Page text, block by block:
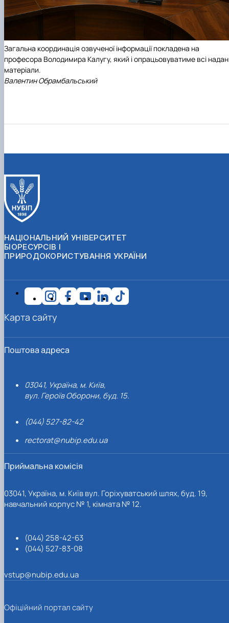
Загальна координація озвученої інформації покладена на
професора Володимира Калугу, який і опрацьовуватиме всі
матеріали.
Валентин Обрамбальський
НАЦІОНАЛЬНИЙ УНІВЕРСИТЕТ
БІОРЕСУРСІВ І
ПРИРОДОКОРИСТУВАННЯ УКРАЇНИ
Поштова адреса
03041, Україна, м. Київ,
вул. Героїв Оборони, буд. 15.
(044) 527-82-42
rectorat@nubip.edu.ua
Приймальна комісія
03041, Україна, м. Київ вул. Горіхуватський шлях, буд. 19,
навчальний корпус № 1, кімната № 12.
(044) 258-42-63
(044) 527-83-08
vstup@nubip.edu.ua
Карта сайту
Офіційний портал сайту